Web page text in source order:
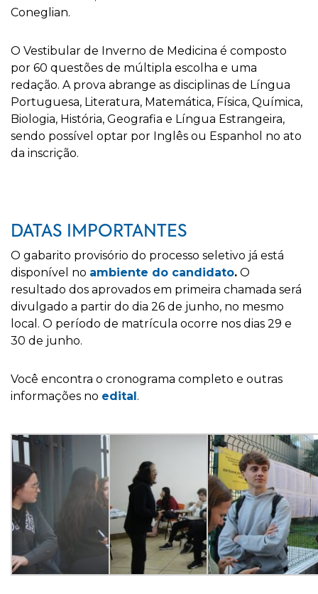
Coneglian.
O Vestibular de Inverno de Medicina é composto
por 60 questões de múltipla escolha e uma
redação. A prova abrange as disciplinas de Língua
Portuguesa, Literatura, Matemática, Física, Química,
Biologia, História, Geografia e Língua Estrangeira,
sendo possível optar por Inglês ou Espanhol no ato
da inscrição.
DATAS IMPORTANTES
O gabarito provisório do processo seletivo já está
disponível no ambiente do candidato. O
resultado dos aprovados em primeira chamada será
divulgado a partir do dia 26 de junho, no mesmo
local. O período de matrícula ocorre nos dias 29 e
30 de junho.
Você encontra o cronograma completo e outras
informações no edital.